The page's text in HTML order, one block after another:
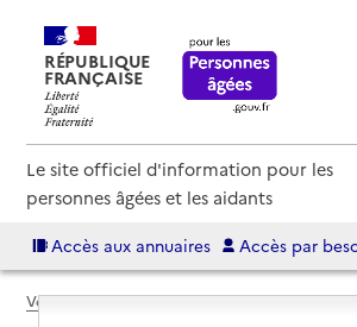
RÉPUBLIQUE
FRANÇAISE
Le site officiel d'information pour les
personnes âgées et les aidants
Accès aux annuaires Accès par
Voir le fil d’Ariane